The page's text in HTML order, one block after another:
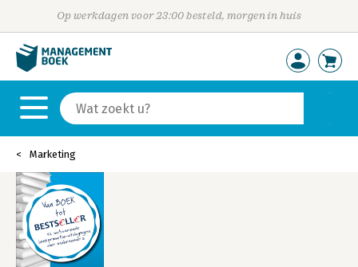
Op werkdagen voor 23:00 besteld, morgen in huis
Marketing